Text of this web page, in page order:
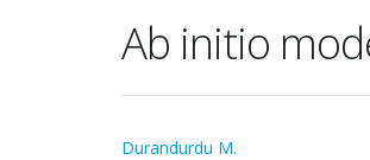
Ab initio
Durandurdu M.